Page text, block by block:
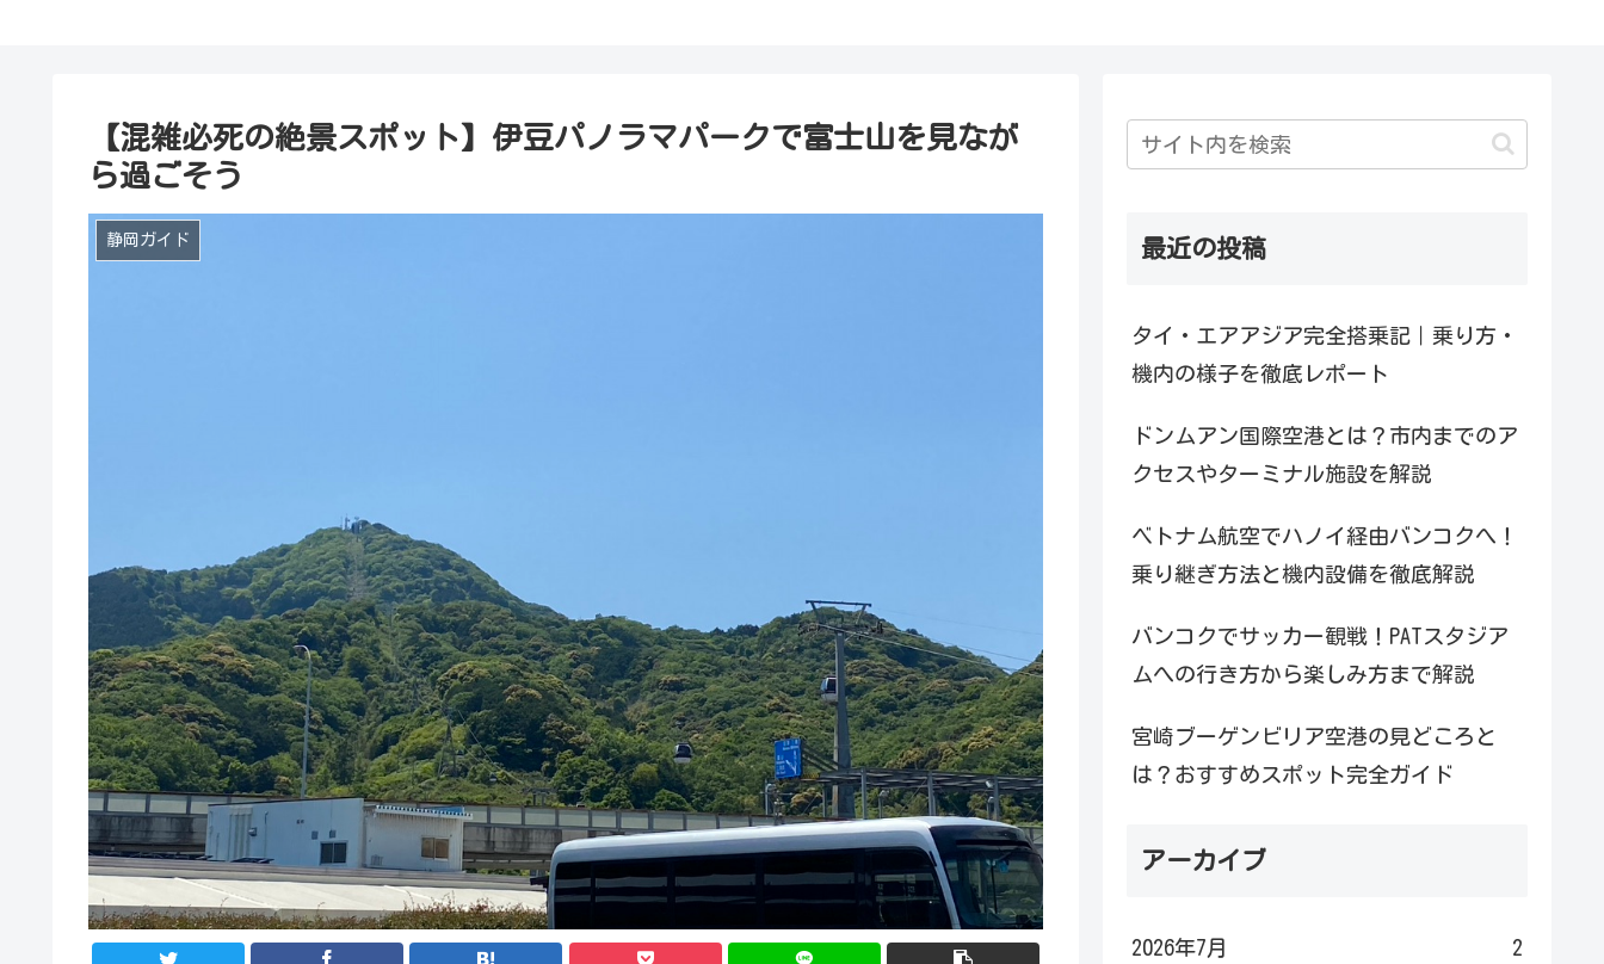
【混雑必死の絶景スポット】伊豆パノラマパークで富士山を見なが
ら過ごそう
静岡ガイド 最近の投稿
タイ・エアアジア完全搭乗記｜乗り方・
機内の様子を徹底レポート
ドンムアン国際空港とは？市内までのア
クセスやターミナル施設を解説
ベトナム航空でハノイ経由バンコクへ！
乗り継ぎ方法と機内設備を徹底解説
バンコクでサッカー観戦！PATスタジア
ムへの行き方から楽しみ方まで解説
宮崎ブーゲンビリア空港の見どころと
は？おすすめスポット完全ガイド
アーカイブ
2026年7月 2